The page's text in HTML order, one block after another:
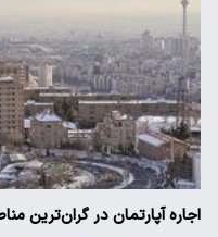
اجاره آپارتمان در گران‌ترین